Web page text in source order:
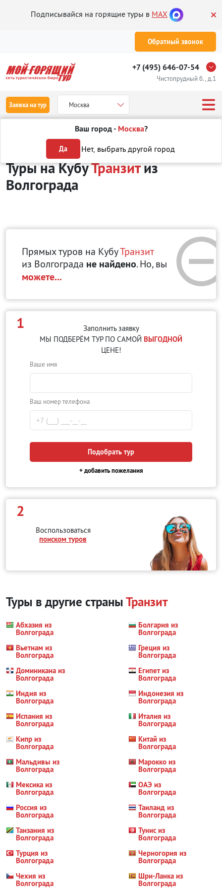
Подписывайся на горящие туры в MAX
Обратный звонок
+7 (495) 646-07-54
Чистопрудный б., д.1
Заявка на тур Москва
Ваш город - Москва?
Да Нет, выбрать другой город
Отдых на Кубе Транзит
Туры на КубуТранзитиз
Волгограда
Прямых туров на КубуТранзит
из Волгограда не найдено. Но, вы
можете...
1
Заполнить заявку
МЫ ПОДБЕРЁМ ТУР ПО САМОЙ ВЫГОДНОЙ
ЦЕНЕ!
Ваше имя
Ваш номер телефона
Подобрать тур
+ добавить пожелания
2
Воспользоваться
поиском туров
Туры в другие страныТранзит
Абхазия из
Волгограда
Болгария из
Волгограда
Вьетнам из
Волгограда
Греция из
Волгограда
Доминикана из
Волгограда
Египет из
Волгограда
Индия из
Волгограда
Индонезия из
Волгограда
Испания из
Волгограда
Италия из
Волгограда
Кипр из
Волгограда
Китай из
Волгограда
Мальдивы из
Волгограда
Марокко из
Волгограда
Мексика из
Волгограда
ОАЭ из
Волгограда
Россия из
Волгограда
Таиланд из
Волгограда
Танзания из
Волгограда
Тунис из
Волгограда
Турция из
Волгограда
Черногория из
Волгограда
Чехия из
Волгограда
Шри-Ланка из
Волгограда